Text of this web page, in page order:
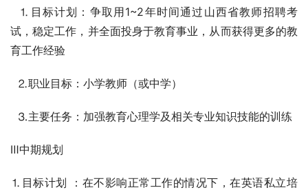
⒈目标计划：争取用1~2年时间通过山西省教师招聘考
试，稳定工作，并全面投身于教育事业，从而获得更多的教
育工作经验
⒉职业目标：小学教师（或中学）
⒊主要任务：加强教育心理学及相关专业知识技能的训练
Ⅲ中期规划
⒈目标计划 ：在不影响正常工作的情况下，在英语私立培